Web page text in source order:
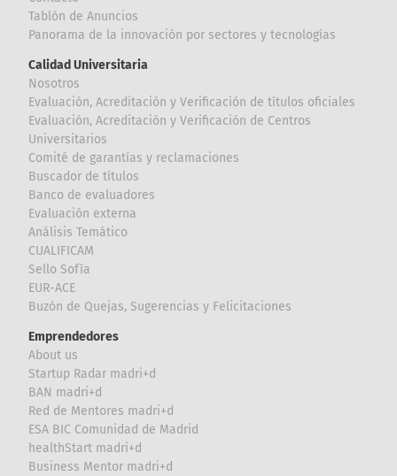
Tablón de Anuncios
Panorama de la innovación por sectores y tecnologías
Calidad Universitaria
Nosotros
Evaluación, Acreditación y Verificación de títulos oficiales
Evaluación, Acreditación y Verificación de Centros
Universitarios
Comité de garantías y reclamaciones
Buscador de títulos
Banco de evaluadores
Evaluación externa
Análisis Temático
CUALIFICAM
Sello Sofía
EUR-ACE
Buzón de Quejas, Sugerencias y Felicitaciones
Emprendedores
About us
Startup Radar madri+d
BAN madri+d
Red de Mentores madri+d
ESA BIC Comunidad de Madrid
healthStart madri+d
Business Mentor madri+d